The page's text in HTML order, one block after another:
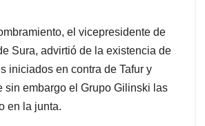
el vicepresidente de
Sura, advirtió de la existencia de
iniciados en contra de Tafur y
sin embargo el Grupo Gilinski las
en la junta.